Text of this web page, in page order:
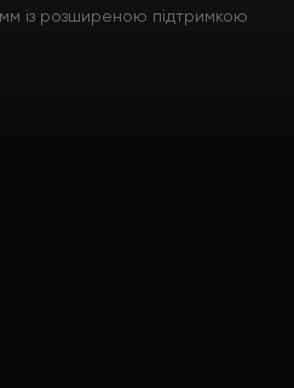
мм із розширеною підтримкою